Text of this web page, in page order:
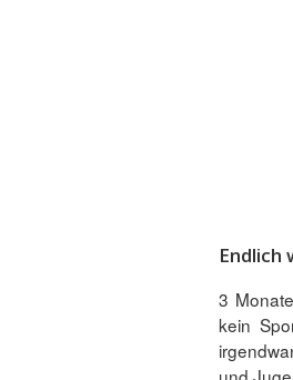
Endlich
3
kein